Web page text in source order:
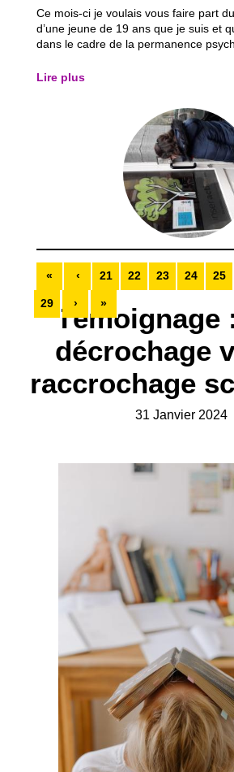
Témoignage
décrochage
raccrochage
31 Janvier 2024
Ce mois-ci je voulais vous faire part
d’une jeune de 19 ans que je suis et
dans le cadre de la permanence
technique de qualification. Ensuite,
Lire plus
« ‹ 21 22 23 24 25
29 › »